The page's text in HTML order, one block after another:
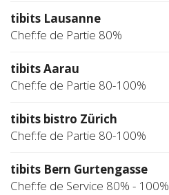
tibits Lausanne
Chef:fe de Partie 80%
tibits Aarau
Chef:fe de Partie 80-100%
tibits bistro Zürich
Chef:fe de Partie 80-100%
tibits Bern Gurtengasse
Chef:fe de Service 80% - 100%